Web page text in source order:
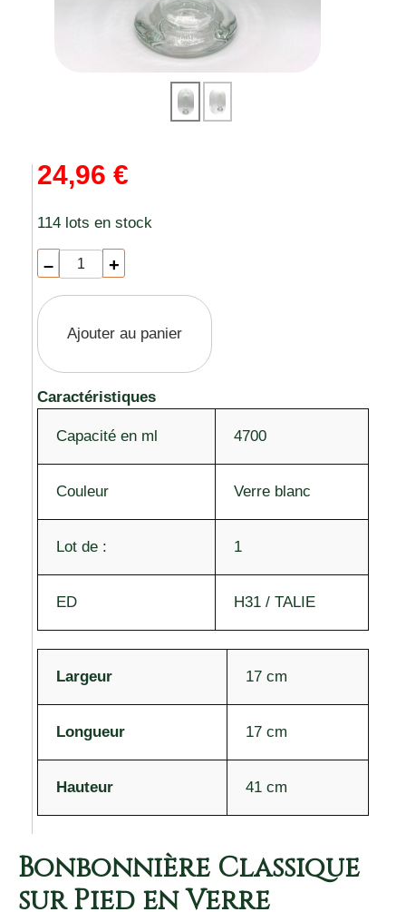
24,96 €
114 lots en stock
– +
Ajouter au panier
Caractéristiques
Capacité en ml 4700
Couleur Verre blanc
Lot de : 1
ED H31 / TALIE
Largeur 17 cm
Longueur 17 cm
Hauteur 41 cm
Bonbonnière Classique
sur Pied en Verre